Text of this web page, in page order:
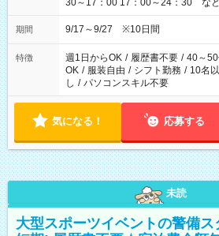
30～17：00 17：00～24：30 な
務もあります。 【休憩】60分+他休憩あり 交替で取得します。
安全面に配慮しこまめな休憩があり
期間 9/17～9/27 ※10日間
特徴 週1日からOK / 履歴書不要 / 40～
OK / 服装自由 / シフト勤務 / 10名
し / パソコンスキル不要
気になる！ 応募する
未読
大型スポーツイベントの警備